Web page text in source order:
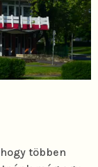
többen